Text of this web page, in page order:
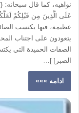
نواهيه، كما قال سبحانه:
عظيمة، فيها يكتسب
يتعودون على اجتناب
الصبر[ ]…
ادامه »»»